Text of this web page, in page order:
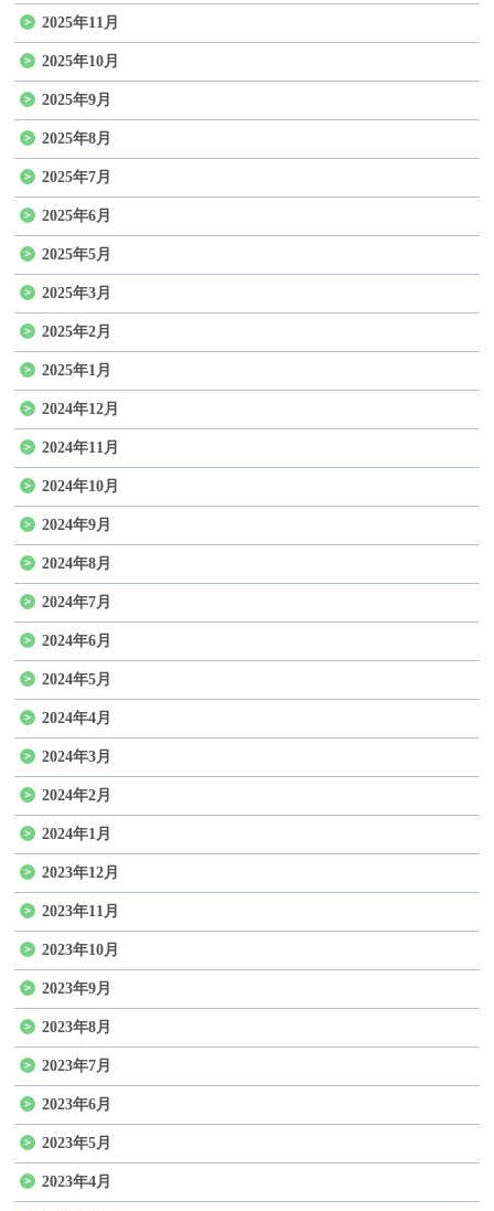
2025年11月
2025年10月
2025年9月
2025年8月
2025年7月
2025年6月
2025年5月
2025年3月
2025年2月
2025年1月
2024年12月
2024年11月
2024年10月
2024年9月
2024年8月
2024年7月
2024年6月
2024年5月
2024年4月
2024年3月
2024年2月
2024年1月
2023年12月
2023年11月
2023年10月
2023年9月
2023年8月
2023年7月
2023年6月
2023年5月
2023年4月